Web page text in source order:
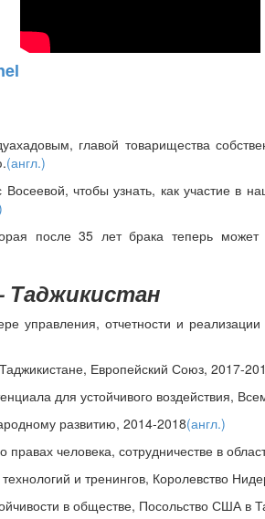
главой товарищества
(англ.)
Восеевой, чтобы узнать, как участие
после 35 лет брака теперь может
управления, отчетности и
Европейский Союз, 2017-
для устойчивого воздействия,
развитию, 2014-2018(англ.)
человека, сотрудничестве в
и тренингов, Королевство
в обществе, Посольство США в